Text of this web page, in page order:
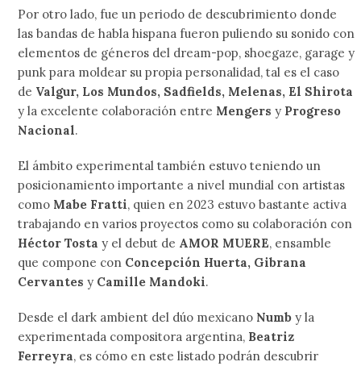
Por otro lado, fue un periodo de descubrimiento donde
las bandas de habla hispana fueron puliendo su sonido con
elementos de géneros del dream-pop, shoegaze, garage y
punk para moldear su propia personalidad, tal es el caso
de Valgur, Los Mundos, Sadfields, Melenas, El Shirota
y la excelente colaboración entre Mengers y Progreso
Nacional.
El ámbito experimental también estuvo teniendo un
posicionamiento importante a nivel mundial con artistas
como Mabe Fratti, quien en 2023 estuvo bastante activa
trabajando en varios proyectos como su colaboración con
Héctor Tosta y el debut de AMOR MUERE, ensamble
que compone con Concepción Huerta, Gibrana
Cervantes y Camille Mandoki.
Desde el dark ambient del dúo mexicano Numb y la
experimentada compositora argentina, Beatriz
Ferreyra, es cómo en este listado podrán descubrir